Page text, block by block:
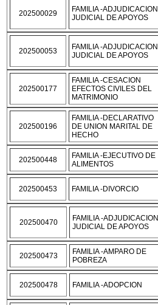
202500029
FAMILIA -ADJUDICACION
JUDICIAL DE APOYOS
202500053
FAMILIA -ADJUDICACION
JUDICIAL DE APOYOS
202500177
FAMILIA -CESACION
EFECTOS CIVILES DEL
MATRIMONIO
202500196
FAMILIA -DECLARATIVO
DE UNION MARITAL DE
HECHO
202500448
FAMILIA -EJECUTIVO DE
ALIMENTOS
202500453 FAMILIA -DIVORCIO
202500470
FAMILIA -ADJUDICACION
JUDICIAL DE APOYOS
202500473
FAMILIA -AMPARO DE
POBREZA
202500478 FAMILIA -ADOPCION